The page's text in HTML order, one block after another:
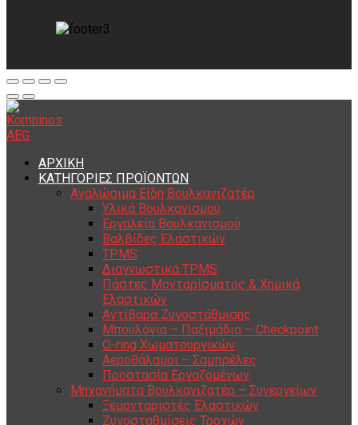
ΑΡΧΙΚΗ
ΚΑΤΗΓΟΡΙΕΣ ΠΡΟΪΟΝΤΩΝ
Αναλώσιμα Είδη Βουλκανιζατέρ
Υλικά Βουλκανισμού
Εργαλεία Βουλκανισμού
Βαλβίδες Ελαστικών
TPMS
Διαγνωστικά TPMS
Πάστες Μονταρίσματος & Χημικά
Ελαστικών
Αντίβαρα Ζυγοστάθμισης
Μπουλόνια – Παξιμάδια – Checkpoint
O-ring Χωματουργικών
Αεροθάλαμοι – Σαμπρέλες
Προστασία Εργαζομένων
Μηχανήματα Βουλκανιζατέρ – Συνεργείων
Ξεμονταριστές Ελαστικών
Ζυγοσταθμίσεις Τροχών